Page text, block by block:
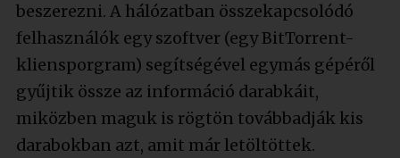
beszerezni. A hálózatban összekapcsolódó
felhasználók egy szoftver (egy BitTorrent-
kliensporgram) segítségével egymás gépéről
gyűjtik össze az információ darabkáit,
miközben maguk is rögtön továbbadják kis
darabokban azt, amit már letöltöttek.